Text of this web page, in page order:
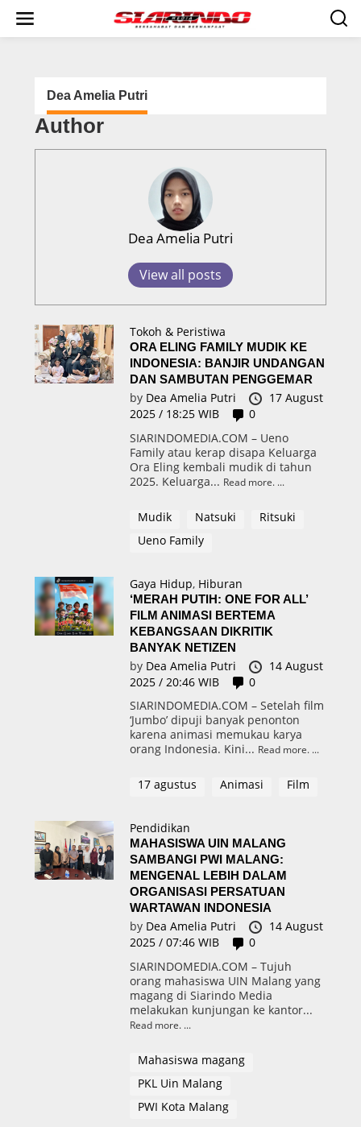
i
Dea Amelia Putri
Author
Dea Amelia Putri
View all posts
Tokoh & Peristiwa
ORA ELING FAMILY MUDIK KE
INDONESIA: BANJIR UNDANGAN
DAN SAMBUTAN PENGGEMAR
by Dea Amelia Putri
17 August
2025 / 18:25 WIB
0
SIARINDOMEDIA.COM – Ueno
Family atau kerap disapa Keluarga
Ora Eling kembali mudik di tahun
2025. Keluarga... Read more.
Mudik Natsuki
Ritsuki
Ueno Family
Gaya Hidup, Hiburan
‘MERAH PUTIH: ONE FOR ALL’
FILM ANIMASI BERTEMA
KEBANGSAAN DIKRITIK
BANYAK NETIZEN
by Dea Amelia Putri
14 August
2025 / 20:46 WIB
0
SIARINDOMEDIA.COM – Setelah film
‘Jumbo’ dipuji banyak penonton
karena animasi memukau karya
orang Indonesia. Kini... Read more.
17 agustus Animasi Film
Pendidikan
MAHASISWA UIN MALANG
SAMBANGI PWI MALANG:
MENGENAL LEBIH DALAM
ORGANISASI PERSATUAN
WARTAWAN INDONESIA
by Dea Amelia Putri
14 August
2025 / 07:46 WIB
0
SIARINDOMEDIA.COM – Tujuh
orang mahasiswa UIN Malang yang
magang di Siarindo Media
melakukan kunjungan ke kantor...
Read more.
Mahasiswa magang
PKL Uin Malang
PWI Kota Malang